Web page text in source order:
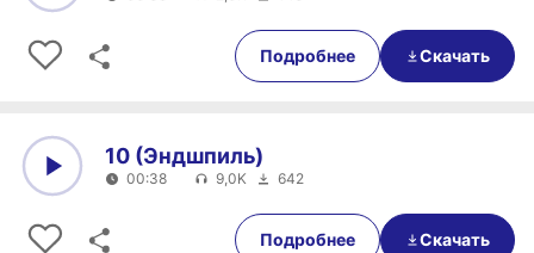
00:35
Подробнее Скачать
00:38
10 (Эндшпиль)
00:38 9,0K 642
Подробнее Скачать